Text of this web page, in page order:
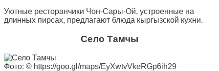
Уютные ресторанчики Чон-Сары-Ой, устроенные на
длинных пирсах, предлагают блюда кыргызской кухни.
Село Тамчы
Фото: © https://goo.gl/maps/EyXwtvVkeRGp6ih29